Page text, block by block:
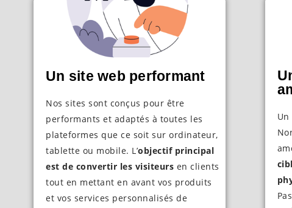
Un site web performant
Nos sites sont conçus pour être
performants et adaptés à toutes les
plateformes que ce soit sur ordinateur,
tablette ou mobile. L’objectif principal
est de convertir les visiteurs en clients
tout en mettant en avant vos produits
et vos services personnalisés de